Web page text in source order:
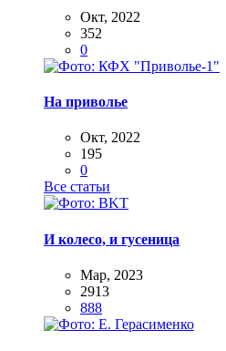
Окт, 2022
352
0
На приволье
Окт, 2022
195
0
Все статьи
И колесо, и гусеница
Мар, 2023
2913
888